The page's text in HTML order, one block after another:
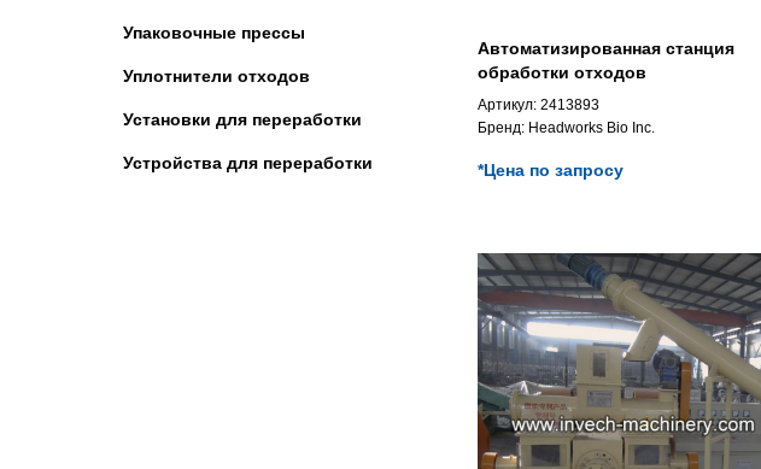
Упаковочные прессы
Уплотнители отходов
Установки для переработки
Устройства для переработки
Автоматизированная станция
обработки отходов
Артикул: 2413893
Бренд: Headworks Bio Inc.
*Цена по запросу